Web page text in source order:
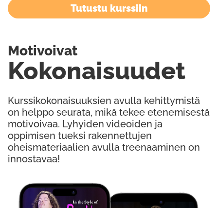
Tutustu kurssiin
Kurssikokonaisuuksien avulla kehittymistä
on helppo seurata, mikä tekee etenemisestä
motivoivaa. Lyhyiden videoiden ja
oppimisen tueksi rakennettujen
oheismateriaalien avulla treenaaminen on
innostavaa!
Kokonaisuudet
Motivoivat